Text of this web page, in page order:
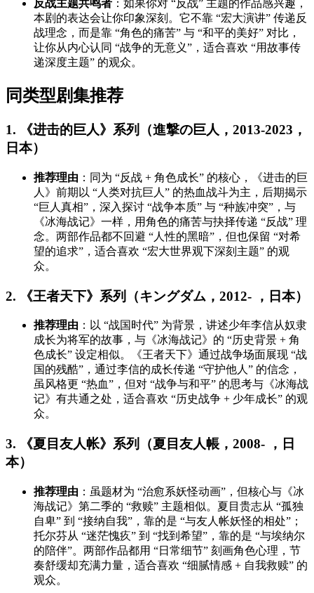
反战主题共鸣者 ：如果你对 “反战” 主题的作品感兴趣，
本剧的表达会让你印象深刻。它不靠 “宏大演讲” 传递反
战理念，而是靠 “角色的痛苦” 与 “和平的美好” 对比，
让你从内心认同 “战争的无意义”，适合喜欢 “用故事传
递深度主题” 的观众。
同类型剧集推荐
1. 《进击的巨人》系列（進撃の巨人，2013-2023，
日本）
推荐理由 ：同为 “反战 + 角色成长” 的核心，《进击的巨
人》前期以 “人类对抗巨人” 的热血战斗为主，后期揭示
“巨人真相”，深入探讨 “战争本质” 与 “种族冲突”，与
《冰海战记》一样，用角色的痛苦与抉择传递 “反战” 理
念。两部作品都不回避 “人性的黑暗”，但也保留 “对希
望的追求”，适合喜欢 “宏大世界观下深刻主题” 的观
众。
2. 《王者天下》系列（キングダム，2012- ，日本）
推荐理由 ：以 “战国时代” 为背景，讲述少年李信从奴隶
成长为将军的故事，与《冰海战记》的 “历史背景 + 角
色成长” 设定相似。《王者天下》通过战争场面展现 “战
国的残酷”，通过李信的成长传递 “守护他人” 的信念，
虽风格更 “热血”，但对 “战争与和平” 的思考与《冰海战
记》有共通之处，适合喜欢 “历史战争 + 少年成长” 的观
众。
3. 《夏目友人帐》系列（夏目友人帳，2008- ，日
本）
推荐理由 ：虽题材为 “治愈系妖怪动画”，但核心与《冰
海战记》第二季的 “救赎” 主题相似。夏目贵志从 “孤独
自卑” 到 “接纳自我”，靠的是 “与友人帐妖怪的相处”；
托尔芬从 “迷茫愧疚” 到 “找到希望”，靠的是 “与埃纳尔
的陪伴”。两部作品都用 “日常细节” 刻画角色心理，节
奏舒缓却充满力量，适合喜欢 “细腻情感 + 自我救赎” 的
观众。